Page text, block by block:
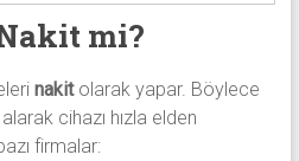
mi?
nakitolarak yapar. Böylece
cihazı hızla elden
firmalar: